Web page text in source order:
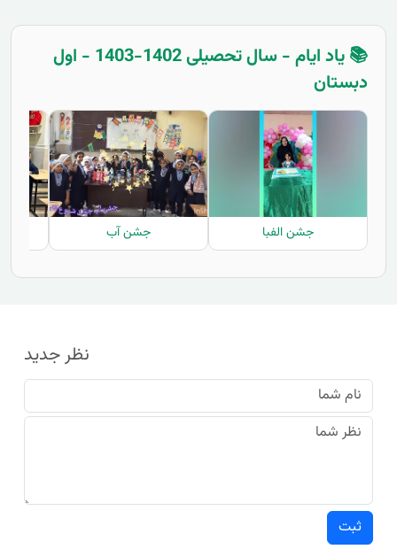
📚 یاد ایام - سال تحصیلی 1402-1403 - اول
دبستان
جشن الفبا جشن آب
نظر جدید
ثبت